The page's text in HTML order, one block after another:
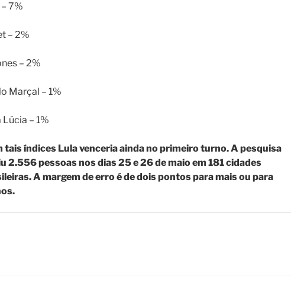
7%
– 2%
– 2%
Marçal – 1%
Lúcia – 1%
tais índices Lula venceria ainda no primeiro turno. A pesquisa
2.556 pessoas nos dias 25 e 26 de maio em 181 cidades
A margem de erro é de dois pontos para mais ou para